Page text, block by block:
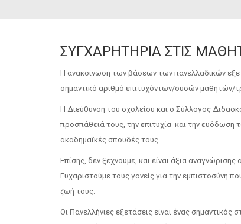
ΣΥΓΧΑΡΗΤΗΡΙΑ ΣΤΙΣ
Η ανακοίνωση των βάσεων των πανελλαδικών
σημαντικό αριθμό επιτυχόντων/ουσών μαθητών/
Η Διεύθυνση του σχολείου και ο Σύλλογος
προσπάθειά τους, την επιτυχία και την ευόδωση
ακαδημαϊκές σπουδές τους.
Επίσης, δεν ξεχνούμε, και είναι άξια
Ευχαριστούμε τους γονείς για την εμπιστοσύνη
ζωή τους.
Οι Πανελλήνιες εξετάσεις είναι ένας